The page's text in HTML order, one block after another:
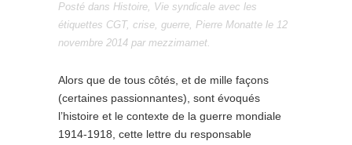
Posté dans Histoire, Vie syndicale avec les
étiquettes CGT, crise, guerre, Pierre Monatte le 12
novembre 2014 par mezzimamet.
Alors que de tous côtés, et de mille façons
(certaines passionnantes), sont évoqués
l’histoire et le contexte de la guerre mondiale
1914-1918, cette lettre du responsable